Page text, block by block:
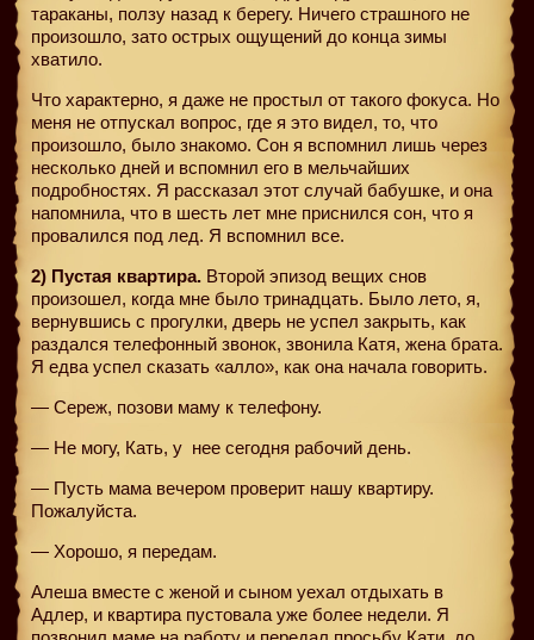
тараканы, ползу назад к берегу. Ничего страшного не
произошло, зато острых ощущений до конца зимы
хватило.
Что характерно, я даже не простыл от такого фокуса. Но
меня не отпускал вопрос, где я это видел, то, что
произошло, было знакомо. Сон я вспомнил лишь через
несколько дней и вспомнил его в мельчайших
подробностях. Я рассказал этот случай бабушке, и она
напомнила, что в шесть лет мне приснился сон, что я
провалился под лед. Я вспомнил все.
2) Пустая квартира. Второй эпизод вещих снов
произошел, когда мне было тринадцать. Было лето, я,
вернувшись с прогулки, дверь не успел закрыть, как
раздался телефонный звонок, звонила Катя, жена брата.
Я едва успел сказать «алло», как она начала говорить.
— Сереж, позови маму к телефону.
— Не могу, Кать, у нее сегодня рабочий день.
— Пусть мама вечером проверит нашу квартиру.
Пожалуйста.
— Хорошо, я передам.
Алеша вместе с женой и сыном уехал отдыхать в
Адлер, и квартира пустовала уже более недели. Я